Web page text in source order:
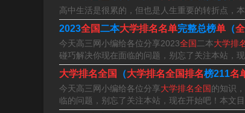
学，分数线为640分；第四名是中国人民大
二，985vs211 211工程是指面向21世纪、
做个水平上的排名，985是要大于211的。
全国985大学共有39所，其中一期名单共
学和清华大学开始实施。
高中生活是很累的，但也是人生重要的转折点，
2023全国二本大学排名名单完整总榜单 （
今天高三网小编给各位分享2023全国 二本大学排
碰巧解决你现在面临的问题，别忘了关注本站，
大学排名全国 （大学排名全国排名榜211名
今天高三网小编给各位分享大学排名全国的知识
临的问题，别忘了关注本站，现在开始吧！本文目